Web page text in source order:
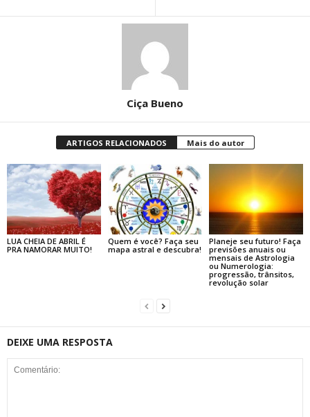
Ciça Bueno
ARTIGOS RELACIONADOS Mais do autor
LUA CHEIA DE ABRIL É
PRA NAMORAR MUITO!
Quem é você? Faça seu
mapa astral e descubra!
Planeje seu futuro! Faça
previsões anuais ou
mensais de Astrologia
ou Numerologia:
progressão, trânsitos,
revolução solar
DEIXE UMA RESPOSTA